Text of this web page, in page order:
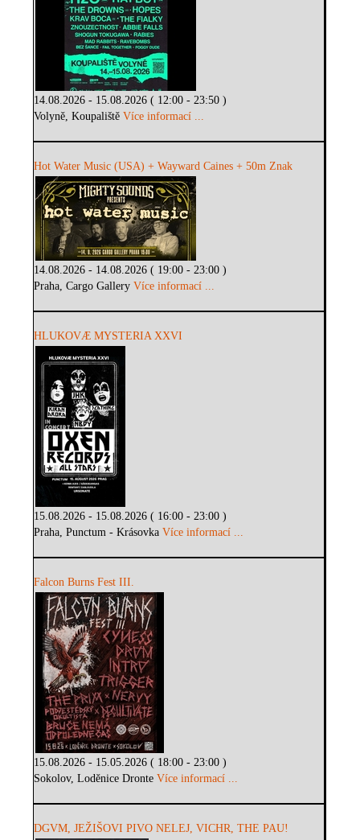
14.08.2026 - 15.08.2026 ( 12:00 - 23:50 )
Volyně, KoupalištěVíce informací ...
Hot Water Music (USA) + Wayward Caines + 50m Znak
14.08.2026 - 14.08.2026 ( 19:00 - 23:00 )
Praha, Cargo GalleryVíce informací ...
HLUKOVÆ MYSTERIA XXVI
15.08.2026 - 15.08.2026 ( 16:00 - 23:00 )
Praha, Punctum - KrásovkaVíce informací ...
Falcon Burns Fest III.
15.08.2026 - 15.05.2026 ( 18:00 - 23:00 )
Sokolov, Loděnice DronteVíce informací ...
DGVM, JEŽIŠOVI PIVO NELEJ, VICHR, THE PAU!